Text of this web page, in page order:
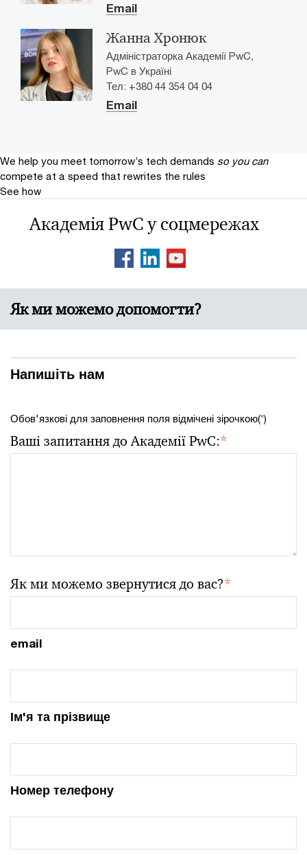
Email
Жанна Хронюк
Адміністраторка Академії PwC,
PwC в Україні
Тел: +380 44 354 04 04
Email
We help you meet tomorrow’s tech demands so you can
compete at a speed that rewrites the rules
See how
Академія PwC у соцмережах
Як ми можемо допомогти?
Напишіть нам
Обов'язкові для заповнення поля відмічені зірочкою(*)
Ваші запитання до Академії PwC:*
Як ми можемо звернутися до вас?*
email
Ім'я та прізвище
Номер телефону